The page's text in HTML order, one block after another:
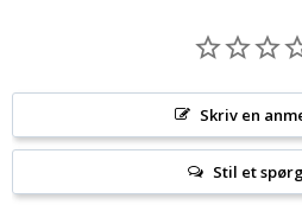
Skriv en
Stil et